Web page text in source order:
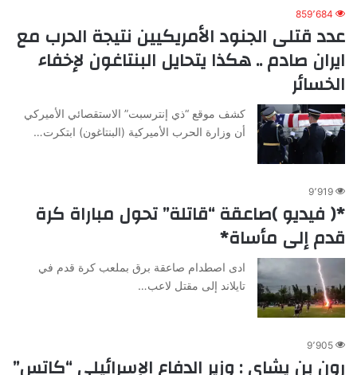
859٬684
عدد قتلى الجنود الأمريكيين نتيجة الحرب مع
ايران صادم .. هكذا يتحايل البنتاغون لإخفاء
الخسائر
كشف موقع “ذي إنترسبت” الاستقصائي الأميركي
أن وزارة الحرب الأميركية (البنتاغون) ابتكرت…
9٬919
*( فيديو )صاعقة “قاتلة” تحول مباراة كرة
قدم إلى مأساة*
ادى اصطدام صاعقة برق بملعب كرة قدم في
تايلاند إلى مقتل لاعب…
9٬905
رون بن يشاي : وزير الدفاع الإسرائيلي “كاتس”